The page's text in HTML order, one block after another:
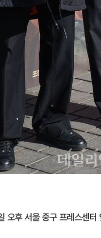
오후 서울 중구 프레스센터